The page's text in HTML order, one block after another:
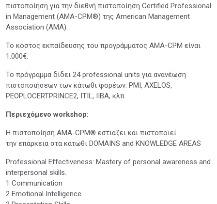
πιστοποίηση για την διεθνή πιστοποίηση Certified Professional
in Management (AMA-CPM®) της American Management
Association (AMA).
Το κόστος εκπαίδευσης του προγράμματος AMA-CPM είναι
1.000€.
Το πρόγραμμα δίδει 24 professional units για ανανέωση
πιστοποιήσεων των κάτωθι φορέων: PMI, AXELOS,
PEOPLOCERTPRINCE2, ITIL, IIBA, κλπ.
Περιεχόμενο workshop:
Η πιστοποίηση AMA-CPM® εστιάζει και πιστοποιεί
την επάρκεια στα κάτωθι DOMAINS and KNOWLEDGE AREAS
Professional Effectiveness: Mastery of personal awareness and
interpersonal skills.
1 Communication
2 Emotional Intelligence